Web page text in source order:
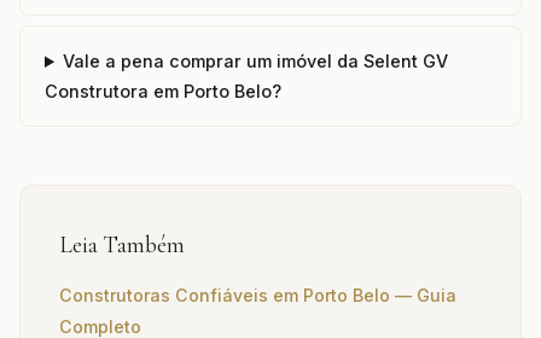
Vale a pena comprar um imóvel da Selent GV
Construtora em Porto Belo?
Leia Também
Construtoras Confiáveis em Porto Belo — Guia
Completo